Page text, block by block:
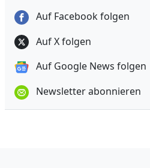
Auf Facebook folgen
Auf X folgen
Auf Google News folgen
Newsletter abonnieren